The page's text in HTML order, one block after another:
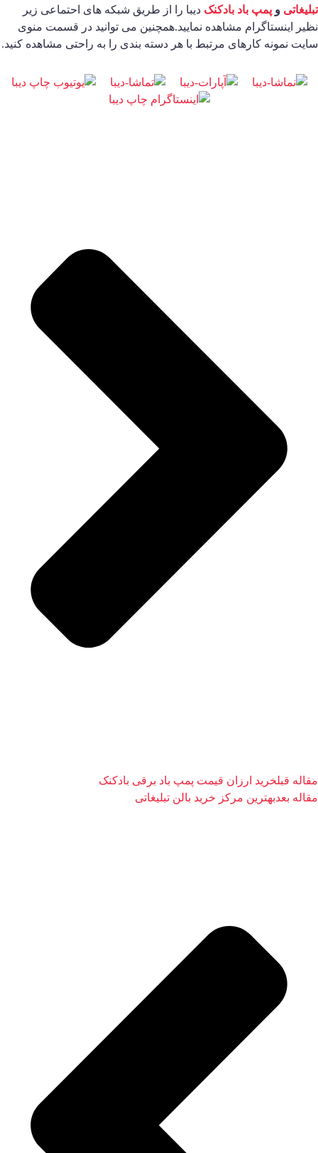
و پمپ باد بادکنکدیبا را از طریق شبکه های احتماعی زیر
اینستاگرام مشاهده نمایید.همچنین می توانید در قسمت منوی
نمونه کارهای مرتبط با هر دسته بندی را به راحتی مشاهده کنید.
قبلخرید ارزان قیمت پمپ باد برقی بادکنک
بعدبهترین مرکز خرید بالن تبلیغاتی